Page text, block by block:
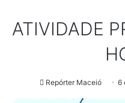
ATIVIDADE
Repórter Maceió 6